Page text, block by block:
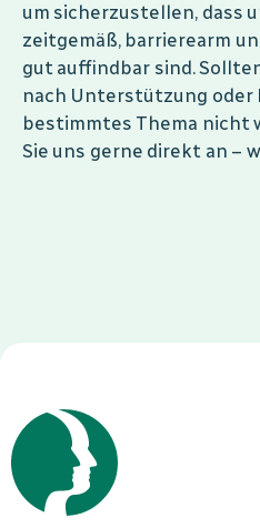
um sicherzustellen, dass
zeitgemäß, barrierearm
gut auffindbar sind.
nach Unterstützung oder
bestimmtes Thema nicht
Sie uns gerne direkt an –